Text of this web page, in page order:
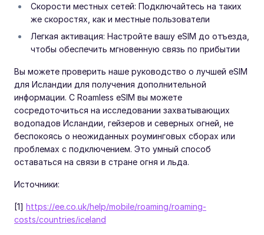
Скорости местных сетей: Подключайтесь на таких
же скоростях, как и местные пользователи
Легкая активация: Настройте вашу eSIM до отъезда,
чтобы обеспечить мгновенную связь по прибытии
Вы можете проверить наше руководство о лучшей eSIM
для Исландии для получения дополнительной
информации. С Roamless eSIM вы можете
сосредоточиться на исследовании захватывающих
водопадов Исландии, гейзеров и северных огней, не
беспокоясь о неожиданных роуминговых сборах или
проблемах с подключением. Это умный способ
оставаться на связи в стране огня и льда.
Источники:
[1] https://ee.co.uk/help/mobile/roaming/roaming-
costs/countries/iceland